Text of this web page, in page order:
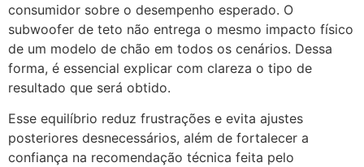
consumidor sobre o desempenho esperado. O
subwoofer de teto não entrega o mesmo impacto físico
de um modelo de chão em todos os cenários. Dessa
forma, é essencial explicar com clareza o tipo de
resultado que será obtido.
Esse equilíbrio reduz frustrações e evita ajustes
posteriores desnecessários, além de fortalecer a
confiança na recomendação técnica feita pelo